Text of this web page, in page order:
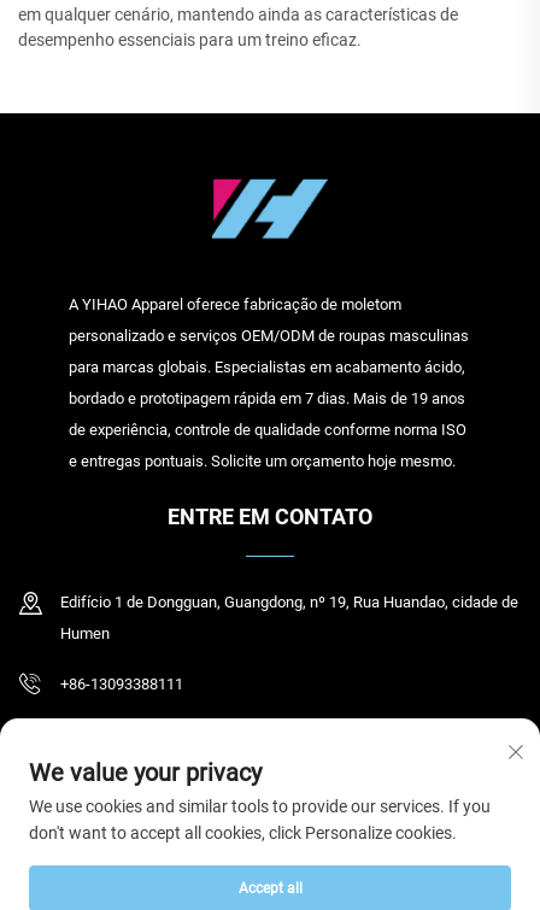
em qualquer cenário, mantendo ainda as características de
desempenho essenciais para um treino eficaz.
A YIHAO Apparel oferece fabricação de moletom
personalizado e serviços OEM/ODM de roupas masculinas
para marcas globais. Especialistas em acabamento ácido,
bordado e prototipagem rápida em 7 dias. Mais de 19 anos
de experiência, controle de qualidade conforme norma ISO
e entregas pontuais. Solicite um orçamento hoje mesmo.
ENTRE EM CONTATO
Edifício 1 de Dongguan, Guangdong, nº 19, Rua Huandao, cidade de
Humen
+86-13093388111
Direitos autorais © 2026 Dongguan Humen Yihao Clothing Co., Ltd. Todos os
direitos reservados. Política de Privacidade
We value your privacy
We use cookies and similar tools to provide our services. If you
don't want to accept all cookies, click Personalize cookies.
Accept all